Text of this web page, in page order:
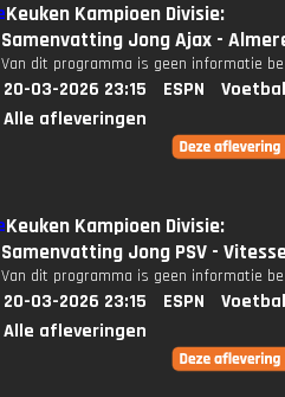
Keuken Kampioen Divisie:
Samenvatting Jong Ajax -
Van dit programma is geen informatie
20-03-2026 23:15 ESPN
Alle afleveringen
Keuken Kampioen Divisie:
Samenvatting Jong PSV -
Van dit programma is geen informatie
20-03-2026 23:15 ESPN
Alle afleveringen